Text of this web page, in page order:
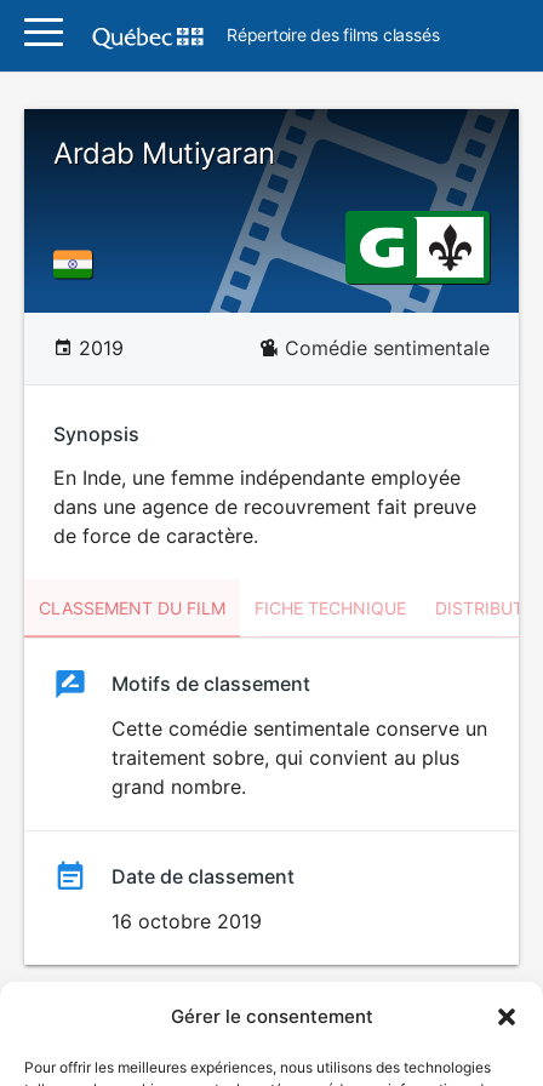
Gérer le consentement
Pour offrir les meilleures expériences, nous utilisons des technologies
Répertoire des films classés
Ardab Mutiyaran
2019 Comédie sentimentale
Synopsis
En Inde, une femme indépendante employée
dans une agence de recouvrement fait preuve
de force de caractère.
CLASSEMENT DU FILM FICHE TECHNIQUE
ClassementClassement
Motifs de classement
Cette comédie sentimentale conserve un
traitement sobre, qui convient au plus
grand nombre.
Date de classement
16 octobre 2019